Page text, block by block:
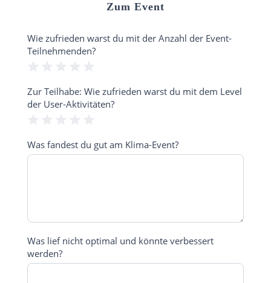
Zum Event
Wie zufrieden warst du mit der Anzahl der Event-
Teilnehmenden?
Zur Teilhabe: Wie zufrieden warst du mit dem Level
der User-Aktivitäten?
Was fandest du gut am Klima-Event?
Was lief nicht optimal und könnte verbessert
werden?